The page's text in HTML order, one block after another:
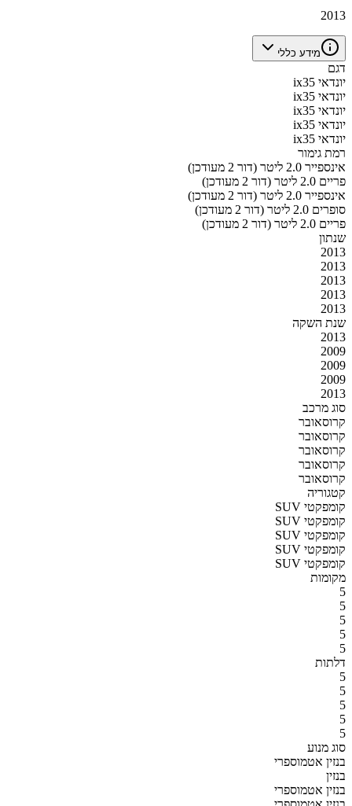
2013
מידע כללי
דגם
יונדאי ix35
יונדאי ix35
יונדאי ix35
יונדאי ix35
יונדאי ix35
רמת גימור
אינספייר 2.0 ליטר (דור 2 מעודכן)
פריים 2.0 ליטר (דור 2 מעודכן)
אינספייר 2.0 ליטר (דור 2 מעודכן)
סופרים 2.0 ליטר (דור 2 מעודכן)
פריים 2.0 ליטר (דור 2 מעודכן)
שנתון
2013
2013
2013
2013
2013
שנת השקה
2013
2009
2009
2009
2013
סוג מרכב
קרוסאובר
קרוסאובר
קרוסאובר
קרוסאובר
קרוסאובר
קטגוריה
SUV קומפקטי
SUV קומפקטי
SUV קומפקטי
SUV קומפקטי
SUV קומפקטי
מקומות
5
5
5
5
5
דלתות
5
5
5
5
5
סוג מנוע
בנזין אטמוספרי
בנזין
בנזין אטמוספרי